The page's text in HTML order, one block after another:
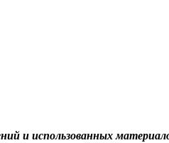
и использованных